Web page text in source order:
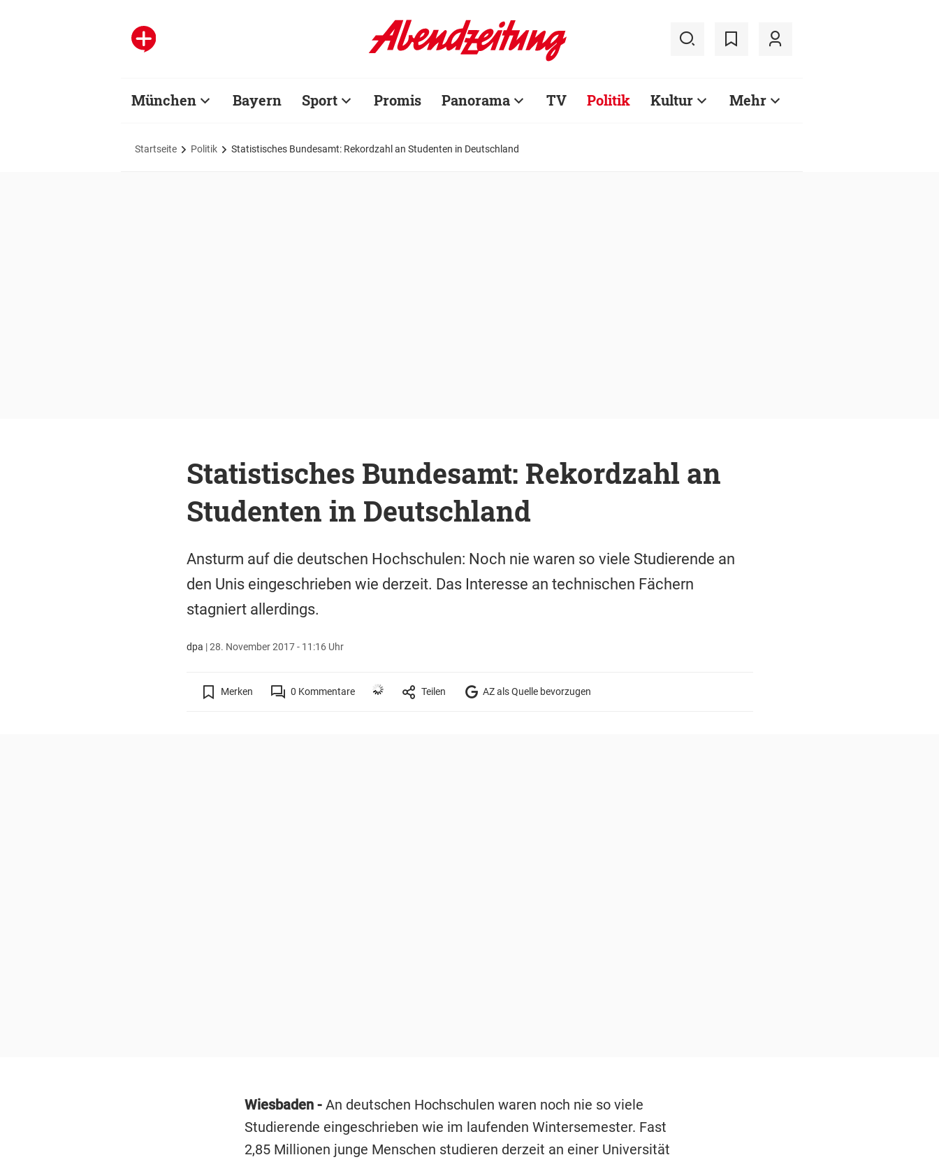
München Bayern Sport Promis Panorama TV Politik Kultur Mehr
Startseite Politik Statistisches Bundesamt: Rekordzahl an Studenten in Deutschland
Statistisches Bundesamt: Rekordzahl an
Studenten in Deutschland
Ansturm auf die deutschen Hochschulen: Noch nie waren so viele Studierende an
den Unis eingeschrieben wie derzeit. Das Interesse an technischen Fächern
stagniert allerdings.
dpa |28. November 2017 - 11:16 Uhr
Merken 0 Kommentare Teilen AZ als Quelle bevorzugen
Wiesbaden -An deutschen Hochschulen waren noch nie so viele
Studierende eingeschrieben wie im laufenden Wintersemester. Fast
2,85 Millionen junge Menschen studieren derzeit an einer Universität